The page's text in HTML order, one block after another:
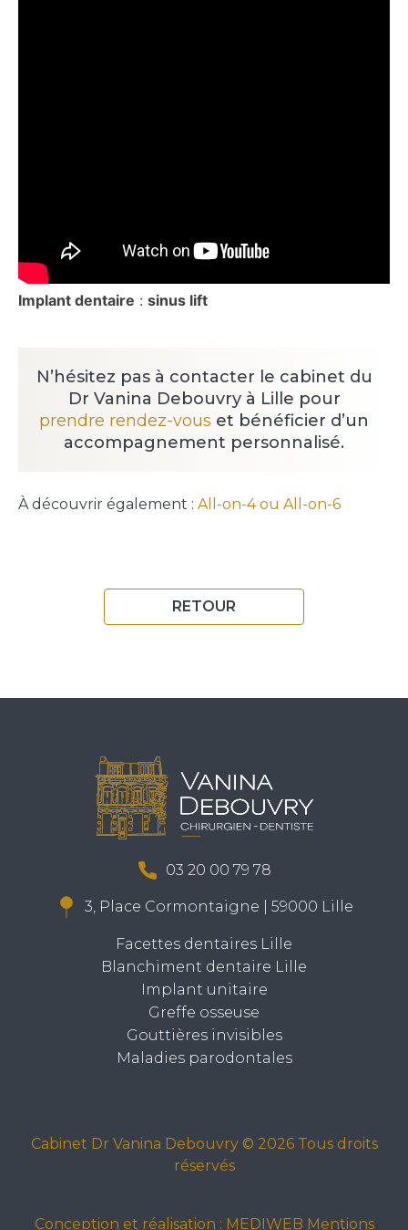
Implant dentaire : sinus lift
N’hésitez pas à contacter le cabinet du
Dr Vanina Debouvry à Lille pour
prendre rendez-vous et bénéficier d’un
accompagnement personnalisé.
À découvrir également : All-on-4 ou All-on-6
RETOUR
03 20 00 79 78
3, Place Cormontaigne | 59000 Lille
Facettes dentaires Lille
Blanchiment dentaire Lille
Implant unitaire
Greffe osseuse
Gouttières invisibles
Maladies parodontales
Cabinet Dr Vanina Debouvry © 2026 Tous droits
réservés
Conception et réalisation : MEDIWEB Mentions